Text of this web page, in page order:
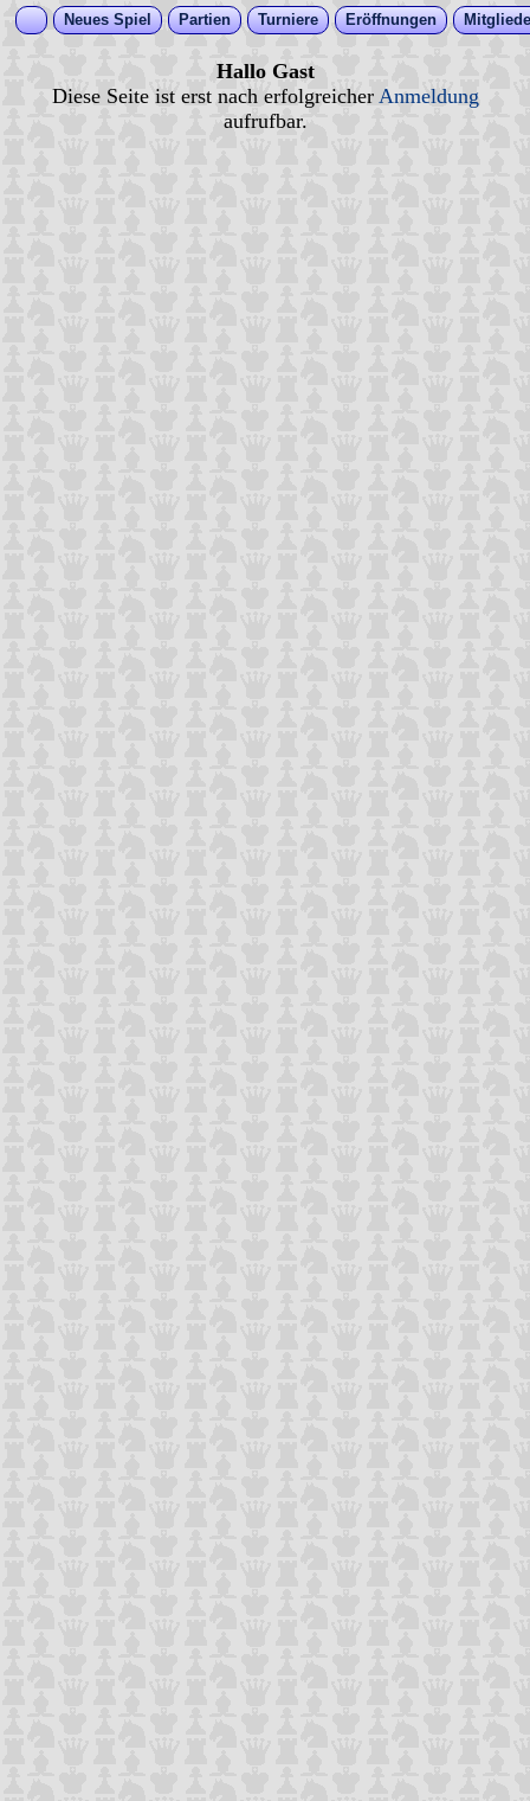
Neues Spiel Partien Turniere Eröffnungen
Hallo Gast
Diese Seite ist erst nach erfolgreicher Anmeldung
aufrufbar.